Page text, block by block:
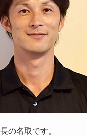
の名取です。